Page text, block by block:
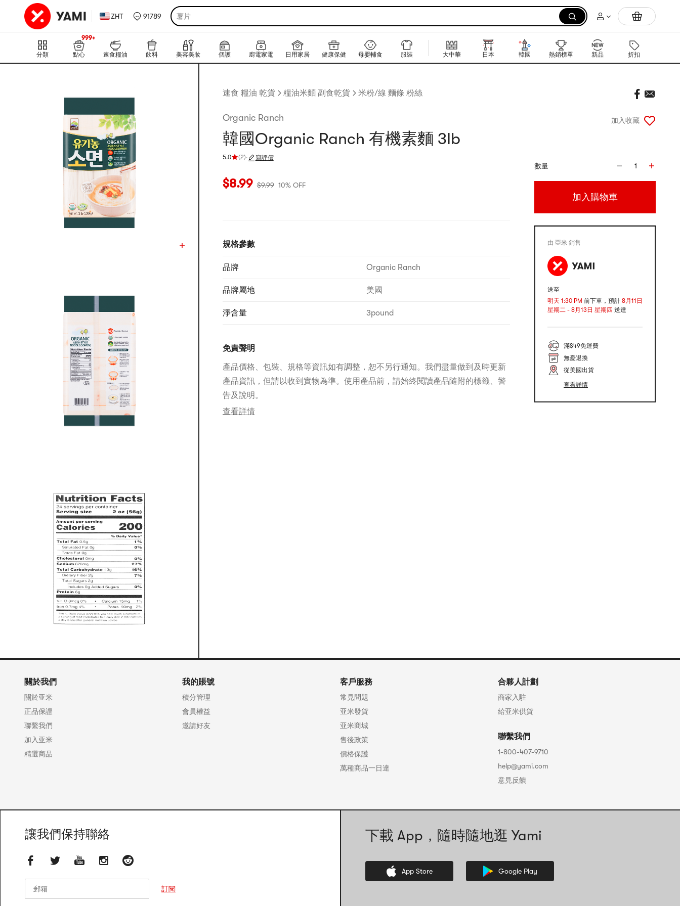
ZHT 91789 薯片 拉麵
分類 點心
上新
999+
速食糧油
飲料 美容美妝 個護 廚電家電 日用家居 健康保健 母嬰輔食 服裝 大中華 日本 韓國 熱銷榜單 新品 折扣
速食 糧油 乾貨 糧油米麵 副食乾貨 米粉/線 麵條 粉絲
Organic Ranch
韓國Organic Ranch 有機素麵 3Ib
5.0 (2)
評分 5.0 顆星，最多 5 顆星
· 寫評價
當前價格：$8.99
$8.99 $9.99 10% OFF
規格參數
品牌 Organic Ranch
品牌屬地 美國
淨含量 3pound
免責聲明
產品價格、包裝、規格等資訊如有調整，恕不另行通知。我們盡量做到及時更新
產品資訊，但請以收到實物為準。使用產品前，請始終閱讀產品隨附的標籤、警
告及說明。
查看詳情
加入收藏
數量 1
加入購物車
由 亞米 銷售
送至
明天 1:30 PM 前下單，預計 8月11日
星期二 - 8月13日 星期四 送達
滿$49免運費
無憂退換
從美國出貨
查看詳情
關於我們
關於亚米
正品保證
聯繫我們
加入亚米
精選商品
我的賬號
積分管理
會員權益
邀請好友
客戶服務
常見問題
亚米發貨
亚米商城
售後政策
價格保護
萬種商品一日達
合夥人計劃
商家入駐
給亚米供貨
聯繫我們
1-800-407-9710
help@yami.com
意見反饋
讓我們保持聯絡
訂閱
下載 App，隨時隨地逛 Yami
App Store Google Play